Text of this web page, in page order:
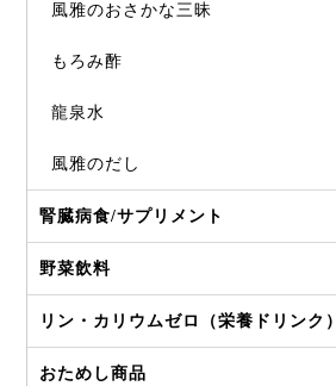
風雅のおさかな三昧
もろみ酢
龍泉水
風雅のだし
腎臓病食/サプリメント
野菜飲料
リン・カリウムゼロ（栄養ドリンク）
おためし商品